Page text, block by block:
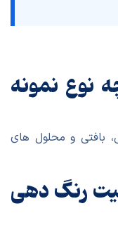
نوع نمونه
بافتی و محلول های
رنگ دهی